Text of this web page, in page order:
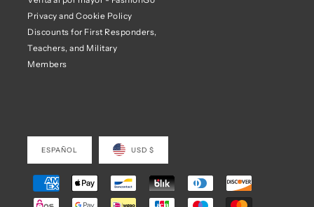
Privacy and Cookie Policy
Discounts for First Responders,
Teachers, and Military
Members
ESPAÑOL USD $